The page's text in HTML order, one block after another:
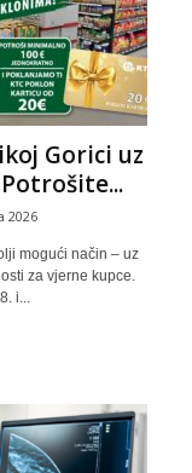
Gorici uz
2026
mogući način – uz
za vjerne kupce.
i...